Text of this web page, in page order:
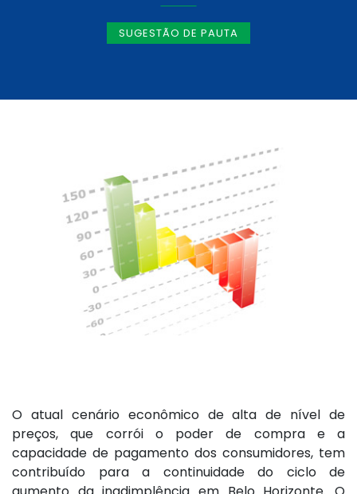
SUGESTÃO DE PAUTA
O atual cenário econômico de alta de nível de
preços, que corrói o poder de compra e a
capacidade de pagamento dos consumidores, tem
contribuído para a continuidade do ciclo de